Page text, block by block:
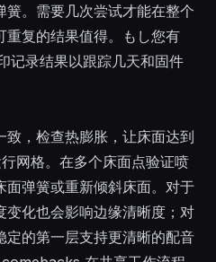
簧。需要几次尝试才能在整个
重复的结果值得。もし您有
记录结果以跟踪几天和固件
，检查热膨胀，让床面达到
网格。在多个床面点验证喷
面弹簧或重新倾斜床面。对于
变化也会影响边缘清晰度；对
定的第一层支持更清晰的配音